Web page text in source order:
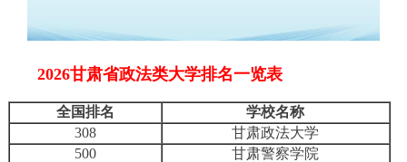
2026甘肃省政法类大学排名一览表
全国排名
学校名称
308
甘肃政法大学
500
甘肃警察学院